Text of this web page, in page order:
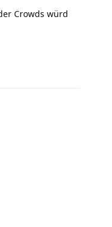
Crowds würd